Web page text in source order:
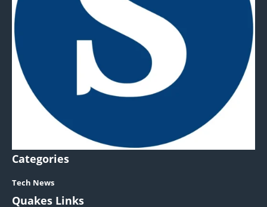
Categories
Tech News
Quakes Links